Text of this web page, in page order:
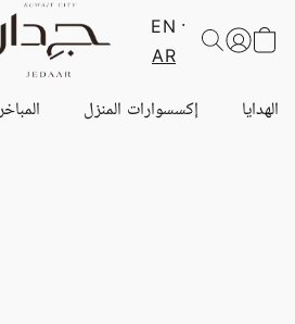
EN
AR
المباخر إكسسوارات المنزل